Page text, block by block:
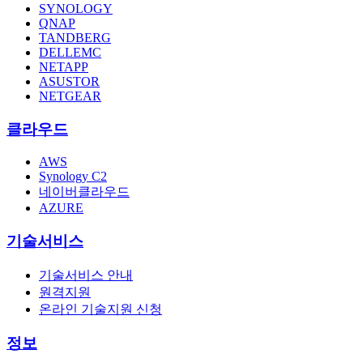
SYNOLOGY
QNAP
TANDBERG
DELLEMC
NETAPP
ASUSTOR
NETGEAR
클라우드
AWS
Synology C2
네이버클라우드
AZURE
기술서비스
기술서비스 안내
원격지원
온라인 기술지원 신청
정보